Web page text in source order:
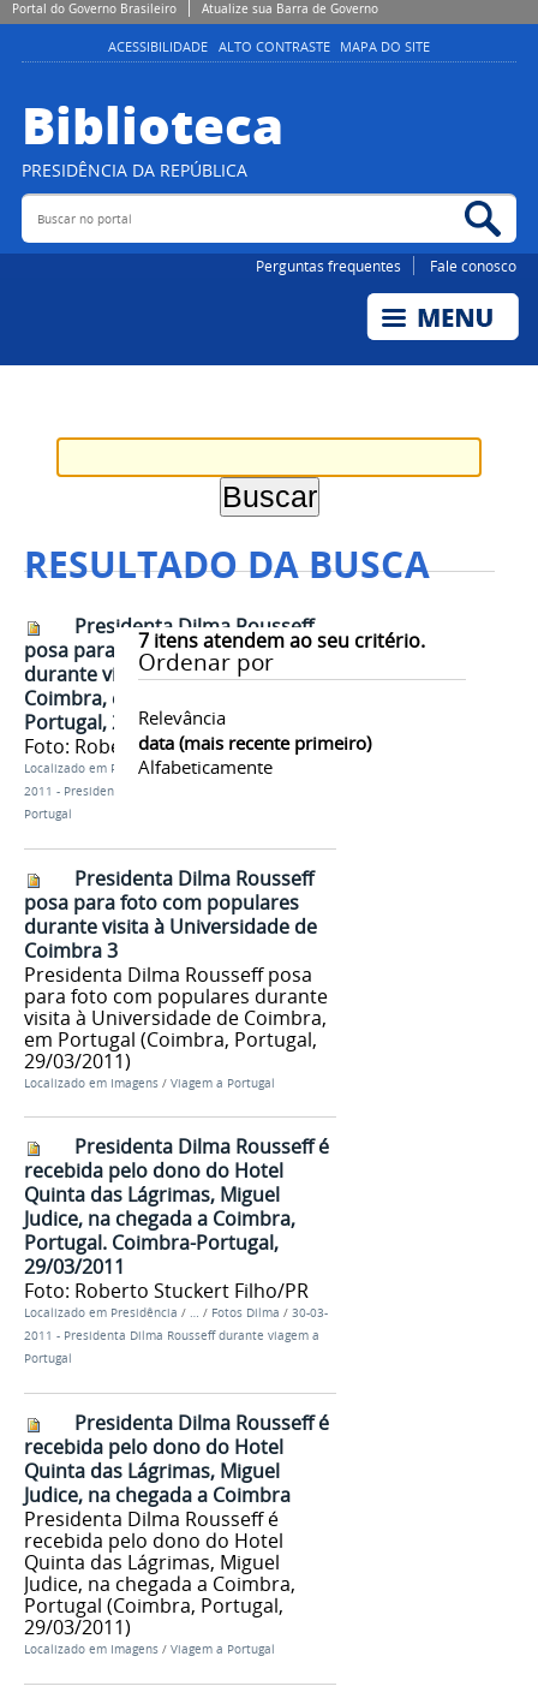
Portal do Governo Brasileiro Atualize sua Barra de Governo
ACESSIBILIDADE ALTO CONTRASTE MAPA DO SITE
Biblioteca
PRESIDÊNCIA DA REPÚBLICA
Buscar no portal
Perguntas frequentes Fale conosco
RESULTADO DA BUSCA
7itens atendem ao seu critério.
Ordenar por
Relevância
data (mais recente primeiro)
Alfabeticamente
Presidenta Dilma Rousseff
posa para foto com populares
durante visita à Universidade de
Coimbra, em Portugal. Coimbra-
Portugal, 29/03/2011
Foto: Roberto Stuckert Filho/PR
Localizado em Presidência /…/Fotos Dilma
2011 - Presidenta Dilma Rousseff durante viagem a
Portugal
Presidenta Dilma Rousseff
posa para foto com populares
durante visita à Universidade de
Coimbra 3
Presidenta Dilma Rousseff posa
para foto com populares durante
visita à Universidade de Coimbra,
em Portugal (Coimbra, Portugal,
29/03/2011)
Localizado em Imagens / Viagem a Portugal
Presidenta Dilma Rousseff é
recebida pelo dono do Hotel
Quinta das Lágrimas, Miguel
Judice, na chegada a Coimbra,
Portugal. Coimbra-Portugal,
29/03/2011
Foto: Roberto Stuckert Filho/PR
Localizado em Presidência / … / Fotos Dilma / 30-03-
2011 - Presidenta Dilma Rousseff durante viagem a
Portugal
Presidenta Dilma Rousseff é
recebida pelo dono do Hotel
Quinta das Lágrimas, Miguel
Judice, na chegada a Coimbra
Presidenta Dilma Rousseff é
recebida pelo dono do Hotel
Quinta das Lágrimas, Miguel
Judice, na chegada a Coimbra,
Portugal (Coimbra, Portugal,
29/03/2011)
Localizado em Imagens / Viagem a Portugal